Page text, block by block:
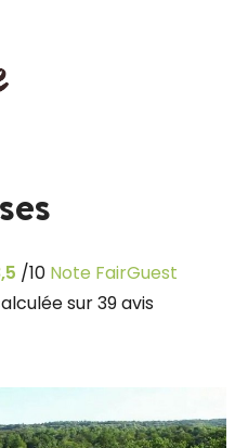
/10Note FairGuest
sur 39 avis